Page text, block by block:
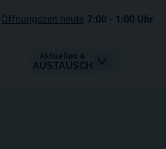
Aktuelles &
AUSTAUSCH
Öffnungszeit heute 7:00 - 1:00 Uhr